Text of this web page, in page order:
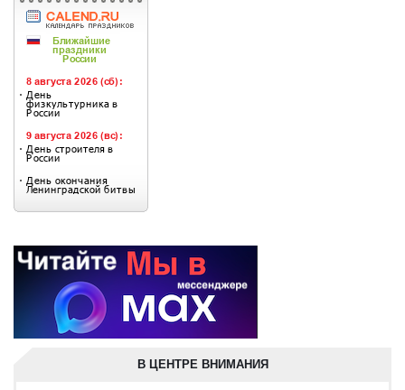
В ЦЕНТРЕ ВНИМАНИЯ